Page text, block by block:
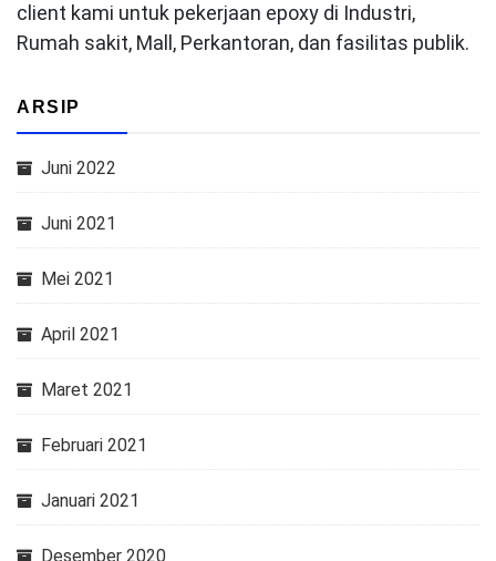
client kami untuk pekerjaan epoxy di Industri,
Rumah sakit, Mall, Perkantoran, dan fasilitas publik.
ARSIP
Juni 2022
Juni 2021
Mei 2021
April 2021
Maret 2021
Februari 2021
Januari 2021
Desember 2020